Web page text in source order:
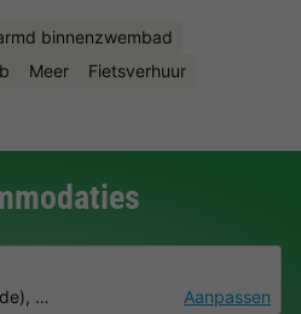
binnenzwembad
Meer
Fietsverhuur
), 2 personen, 0 huisdierAanpassen